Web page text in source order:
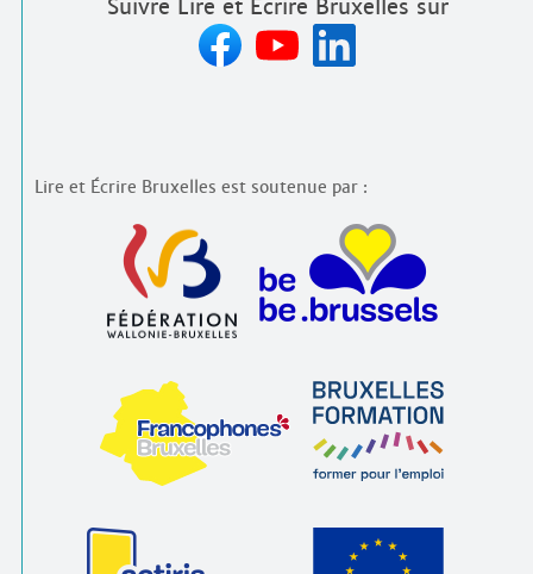
Suivre Lire et Écrire Bruxelles sur
Lire et Écrire Bruxelles est soutenue par :